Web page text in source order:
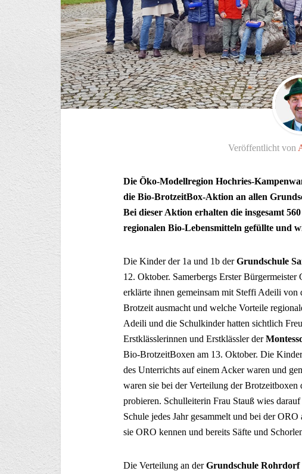
Veröffentlicht von
Die Öko-Modellregion Hochries-
die Bio-BrotzeitBox-Aktion an allen
Bei dieser Aktion erhalten die insgesamt
regionalen Bio-Lebensmitteln gefüllte und
Die Kinder der 1a und 1b derGrundschule
12. Oktober. Samerbergs Erster
erklärte ihnen gemeinsam mit Steffi Adeili
Brotzeit ausmacht und welche Vorteile
Adeili und die Schulkinder hatten sichtlich
Erstklässlerinnen und Erstklässler der
Bio-BrotzeitBoxen am 13. Oktober. Die
des Unterrichts auf einem Acker waren und
waren sie bei der Verteilung der
probieren. Schulleiterin Frau Stauß wies
Schule jedes Jahr gesammelt und bei der
sie ORO kennen und bereits Säfte und
Die Verteilung an derGrundschule Rohrdorf